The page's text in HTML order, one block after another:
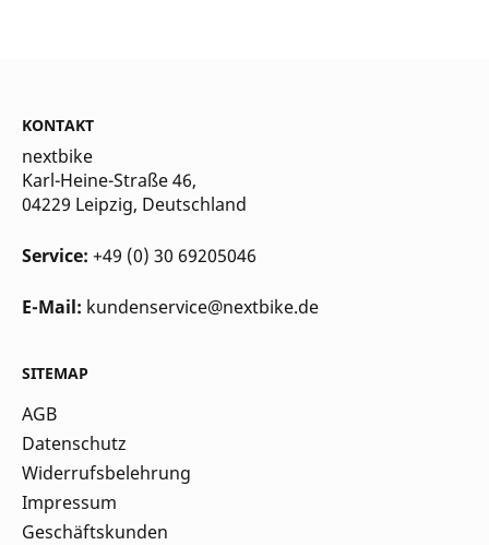
KONTAKT
nextbike
Karl-Heine-Straße 46,
04229 Leipzig, Deutschland
Service: +49 (0) 30 69205046
E-Mail: kundenservice@nextbike.de
SITEMAP
AGB
Datenschutz
Widerrufsbelehrung
Impressum
Geschäftskunden